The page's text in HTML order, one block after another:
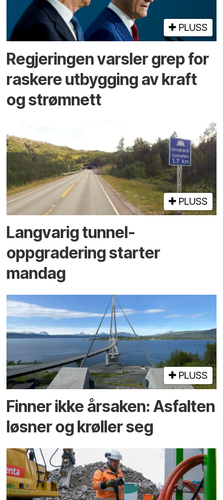
PLUSS
Regjeringen varsler grep for
raskere utbygging av kraft
og strømnett
PLUSS
Langvarig tunnel­
oppgradering starter
mandag
PLUSS
Finner ikke årsaken: Asfalten
løsner og krøller seg